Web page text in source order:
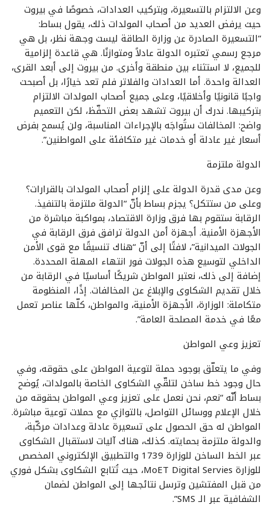
وعن الالتزام بالتسعيرة، وبتركيب العدادات، خصوصًا في بيروت
حيث يرفض العديد من أصحاب المولدات ذلك، يقول بساط:
“التسعيرة الصادرة عن وزارة الطاقة ليست وجهة نظر، بل هي
مرجع رسمي تعتبره الدولة عادلاً ومتوازنًا. هي قاعدة إلزامية
للجميع، لا استثناء بين منطقة وأخرى. من بيروت إلى أبعد القرى،
العدالة واحدة. أما العدادات والفلاتر فلم تعد خيارًا، بل أصبحت
واجبًا قانونيًا وأخلاقيًا، وعلى جميع أصحاب المولدات الالتزام
بتركيبها. ندرك أن بيروت تشهد بعض التحفّظ، لكن التعميم
واضح: المخالفات ستُواجَه بالإجراءات المناسبة، ولن يُسمح بفرض
أسعار غير عادلة أو خدمات غير متكافئة على المواطنين”.
الدولة ملتزمة
وعن مدى قدرة الدولة على إلزام أصحاب المولدات بالقرارات؟
وعلى من ستتكل؟ يجزم بساط بأنّ “الدولة ملتزمة بالتنفيذ.
الرقابة ستقوم بها فرق وزارة الاقتصاد، بمواكبة مباشرة من
الأجهزة الأمنية. أجهزة أمن الدولة ترافق فرق الرقابة في
الجولات الميدانية”، لافتًا إلى أنّ “هناك تنسيقًا مع قوى الأمن
الداخلي لتوسيع هذه الجولات فور انتهاء المهلة المحددة.
إضافة إلى ذلك، نعتبر المواطن شريكًا أساسيًا في الرقابة من
خلال تقديم الشكاوى والإبلاغ عن المخالفات. إذًا، المنظومة
متكاملة: الوزارة، الأجهزة الأمنية، والمواطن، كلّها عناصر تعمل
معًا في خدمة المصلحة العامة”.
تعزيز وعي المواطن
وفي ما يتعلّق بوجود حملة لتوعية المواطن على حقوقه، وفي
حال وجود خط ساخن لتلقّي الشكاوى الخاصة بالمولدات، يُوضح
بساط أنّه “نعم، نحن نعمل على تعزيز وعي المواطن بحقوقه من
خلال الإعلام ووسائل التواصل، بالتوازي مع حملات توعية مباشرة.
المواطن له حق الحصول على تسعيرة عادلة وعدادات مركّبة،
والدولة ملتزمة بحمايته. كذلك، هناك آليات لاستقبال الشكاوى
عبر الخط الساخن للوزارة 1739 والتطبيق الإلكتروني المخصص
للوزارة MoET Digital Servies، حيث تُتابع الشكاوى بشكل فوري
من قبل المفتشين وترسل نتائجها إلى المواطن لضمان
الشفافية عبر الـ SMS”.